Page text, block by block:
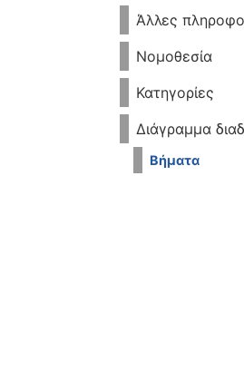
Άλλες
Νομοθεσία
Κατηγορίες
Διάγραμμα
Βήματα